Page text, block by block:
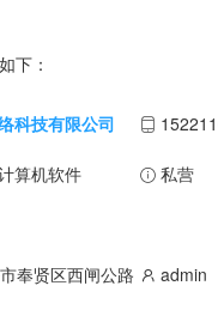
下：
科技有限公司
算机软件 私营
奉贤区西闸公路 admin